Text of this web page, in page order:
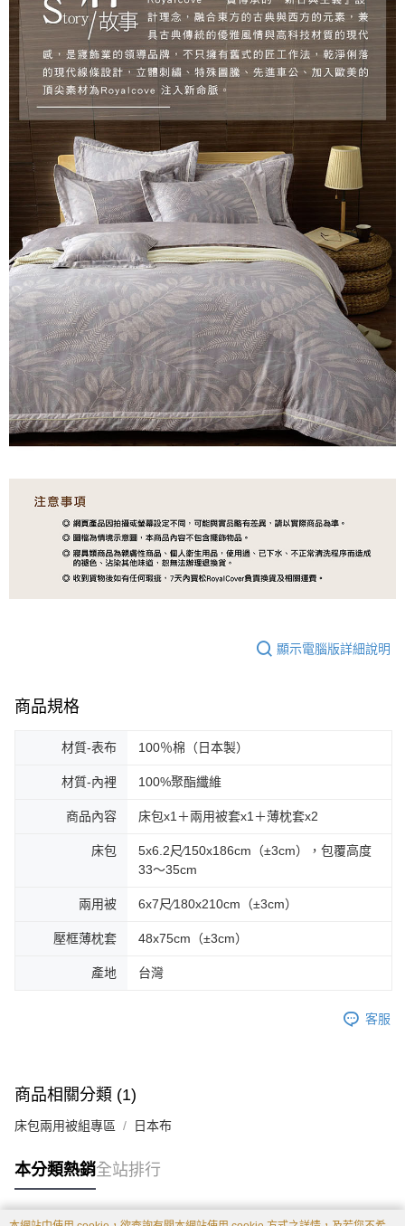
顯示電腦版詳細說明
商品規格
材質-表布 100％棉（日本製）
材質-內裡 100%聚酯纖維
商品內容 床包x1＋兩用被套x1＋薄枕套x2
床包
5x6.2尺∕150x186cm（±3cm），包覆高度
33～35cm
兩用被 6x7尺∕180x210cm（±3cm）
壓框薄枕套 48x75cm（±3cm）
產地 台灣
客服
商品相關分類 (1)
床包兩用被組專區 日本布
本分類熱銷全站排行